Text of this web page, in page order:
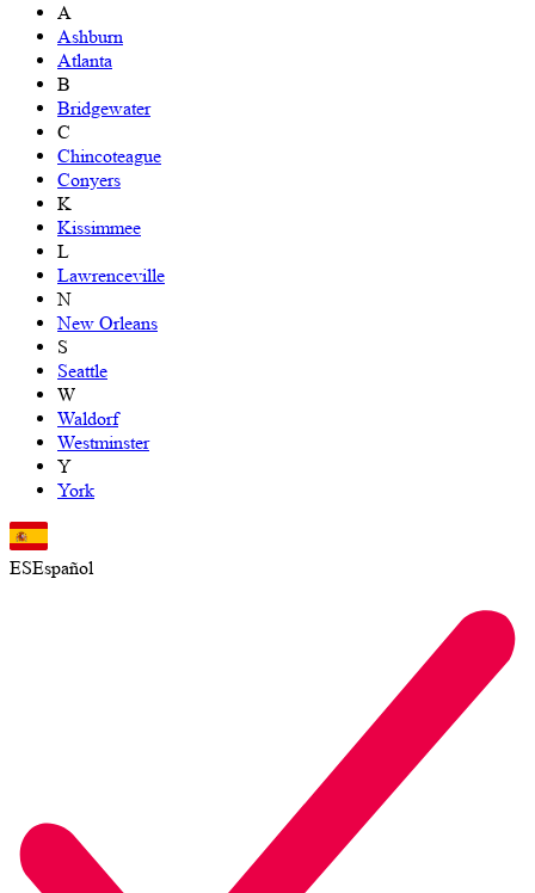
A
Ashburn
Atlanta
B
Bridgewater
C
Chincoteague
Conyers
K
Kissimmee
L
Lawrenceville
N
New Orleans
S
Seattle
W
Waldorf
Westminster
Y
York
ESEspañol